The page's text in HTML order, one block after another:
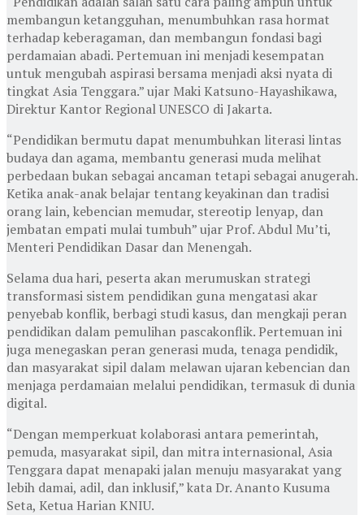
membangun ketangguhan, menumbuhkan rasa hormat
terhadap keberagaman, dan membangun fondasi bagi
perdamaian abadi. Pertemuan ini menjadi kesempatan
untuk mengubah aspirasi bersama menjadi aksi nyata di
tingkat Asia Tenggara.” ujar Maki Katsuno-Hayashikawa,
Direktur Kantor Regional UNESCO di Jakarta.
“Pendidikan bermutu dapat menumbuhkan literasi lintas
budaya dan agama, membantu generasi muda melihat
perbedaan bukan sebagai ancaman tetapi sebagai anugerah.
Ketika anak-anak belajar tentang keyakinan dan tradisi
orang lain, kebencian memudar, stereotip lenyap, dan
jembatan empati mulai tumbuh” ujar Prof. Abdul Mu’ti,
Menteri Pendidikan Dasar dan Menengah.
Selama dua hari, peserta akan merumuskan strategi
transformasi sistem pendidikan guna mengatasi akar
penyebab konflik, berbagi studi kasus, dan mengkaji peran
pendidikan dalam pemulihan pascakonflik. Pertemuan ini
juga menegaskan peran generasi muda, tenaga pendidik,
dan masyarakat sipil dalam melawan ujaran kebencian dan
menjaga perdamaian melalui pendidikan, termasuk di dunia
digital.
“Dengan memperkuat kolaborasi antara pemerintah,
pemuda, masyarakat sipil, dan mitra internasional, Asia
Tenggara dapat menapaki jalan menuju masyarakat yang
lebih damai, adil, dan inklusif,” kata Dr. Ananto Kusuma
Seta, Ketua Harian KNIU.